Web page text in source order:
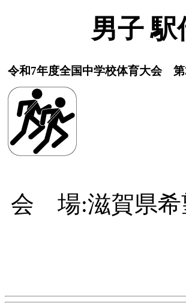
男子
令和7年度全国中学校体育大会
会 場:滋賀県希